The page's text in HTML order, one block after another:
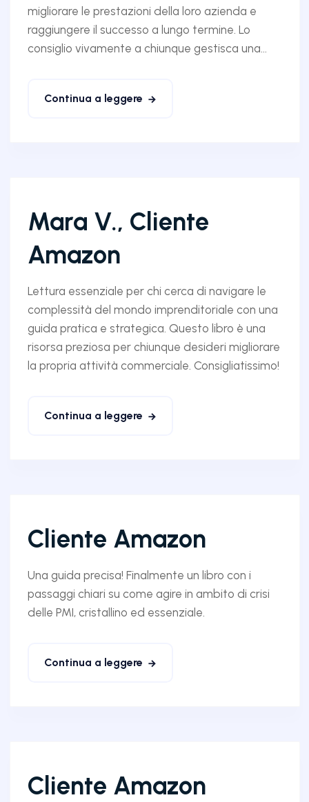
migliorare le prestazioni della loro azienda e
raggiungere il successo a lungo termine. Lo
consiglio vivamente a chiunque gestisca una...
Continua a leggere
Mara V., Cliente
Amazon
Lettura essenziale per chi cerca di navigare le
complessità del mondo imprenditoriale con una
guida pratica e strategica. Questo libro è una
risorsa preziosa per chiunque desideri migliorare
la propria attività commerciale. Consigliatissimo!
Continua a leggere
Cliente Amazon
Una guida precisa! Finalmente un libro con i
passaggi chiari su come agire in ambito di crisi
delle PMI, cristallino ed essenziale.
Continua a leggere
Cliente Amazon